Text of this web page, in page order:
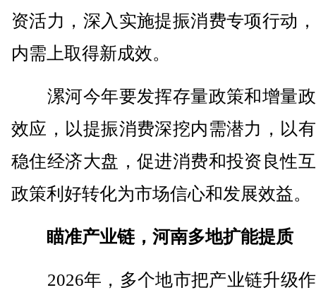
资活力，深入实施提振消费专项行动
内需上取得新成效。
漯河今年要发挥存量政策和增量
效应，以提振消费深挖内需潜力，以
稳住经济大盘，促进消费和投资良性
政策利好转化为市场信心和发展效益。
瞄准产业链，河南多地扩能提质
2026年，多个地市把产业链升级